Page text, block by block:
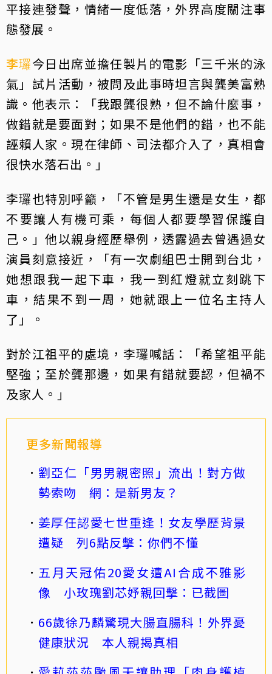
平接連發聲，情緒一度低落，外界高度關注事
態發展。
李㼈今日出席並擔任製片的電影「三千米的泳
氣」試片活動，被問及此事時坦言與龔美富熟
識。他表示：「我跟龔很熟，但不論什麼事，
做錯就是要面對；如果不是他們的錯，也不能
誣賴人家。現在律師、司法都介入了，真相會
很快水落石出。」
李㼈也特別呼籲，「不管是男生還是女生，都
不要讓人有機可乘，每個人都要學習保護自
己。」他以親身經歷舉例，透露過去曾遇過女
演員刻意接近，「有一次劇組巴士開到台北，
她想跟我一起下車，我一到紅燈就立刻跳下
車，結果不到一周，她就跟上一位名主持人
了」。
對於江祖平的處境，李㼈喊話：「希望祖平能
堅強；至於龔那邊，如果有錯就要認，但禍不
及家人。」
更多新聞報導
劉亞仁「男男親密照」流出！對方做
勢索吻 網：是新男友？
姜厚任認愛七世重逢！女友學歷背景
遭疑 列6點反擊：你們不懂
五月天冠佑20愛女遭AI合成不雅影
像 小玫瑰劉芯妤親回擊：已截圖
66歲徐乃麟驚現大腸直腸科！外界憂
健康狀況 本人親揭真相